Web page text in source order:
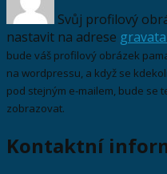
Svůj profilový
nastavit na adrese
bude váš profilový obrázek
na wordpressu, a když se
pod stejným e-mailem, bude se
zobrazovat.
Kontaktní